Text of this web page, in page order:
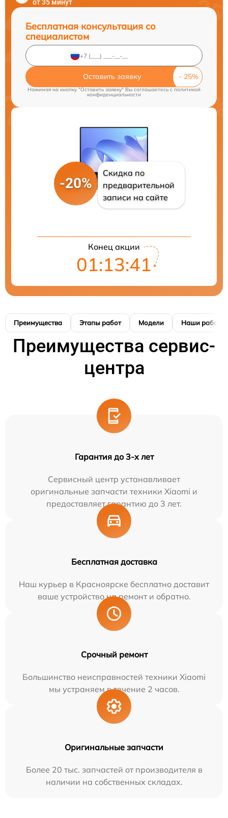
от 35 минут
Бесплатная консультация со
специалистом
Оставить заявку
Нажимая на кнопку "Оставить заявку" Вы соглашаетесь cполитикой
конфиденциальности
-20%
Скидка по
предварительной
записи на сайте
Конец акции
01:13:40
Преимущества Этапы работ Модели Наши работы
Преимущества сервис-
центра
Гарантия до 3-х лет
Сервисный центр устанавливает
оригинальные запчасти техники Xiaomi и
предоставляет гарантию до 3 лет.
Бесплатная доставка
Наш курьер в Красноярске бесплатно доставит
ваше устройство на ремонт и обратно.
Срочный ремонт
Большинство неисправностей техники Xiaomi
мы устраняем в течение 2 часов.
Оригинальные запчасти
Более 20 тыс. запчастей от производителя в
наличии на собственных складах.